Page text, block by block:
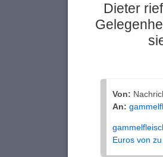
Dieter
Von:
An:
Euros von